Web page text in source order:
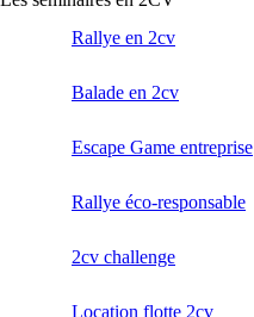
Rallye en 2cv
Balade en 2cv
Escape Game entreprise
Rallye éco-responsable
2cv challenge
Location flotte 2cv